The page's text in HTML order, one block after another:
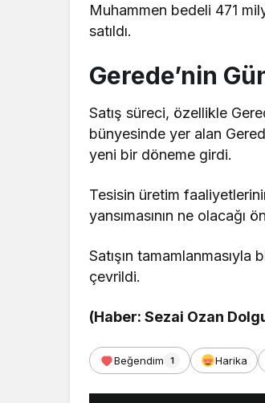
Muhammen bedeli 471
satıldı.
Gerede’nin
Satış süreci, özellikle
bünyesinde yer alan
yeni bir döneme girdi.
Tesisin üretim
yansımasının ne olacağı
Satışın tamamlanmasıyla
çevrildi.
(Haber: Sezai Ozan
Beğendim 1 Harika